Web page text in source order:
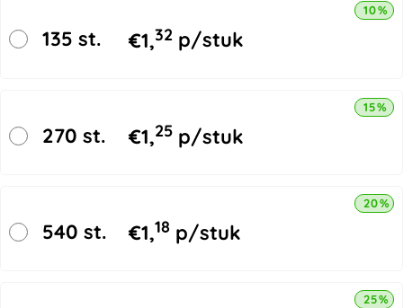
135 st. €1,32 p/stuk
10%
270 st. €1,25 p/stuk
15%
540 st. €1,18 p/stuk
20%
25%